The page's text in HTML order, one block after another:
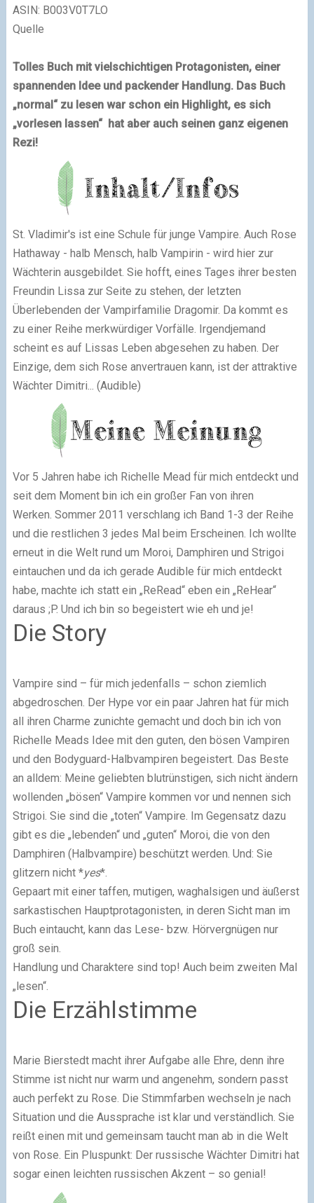
ASIN: B003V0T7LO
Quelle
Tolles Buch mit vielschichtigen Protagonisten, einer
spannenden Idee und packender Handlung. Das Buch
„normal“ zu lesen war schon ein Highlight, es sich
„vorlesen lassen“ hat aber auch seinen ganz eigenen
Rezi!
St. Vladimir's ist eine Schule für junge Vampire. Auch Rose
Hathaway - halb Mensch, halb Vampirin - wird hier zur
Wächterin ausgebildet. Sie hofft, eines Tages ihrer besten
Freundin Lissa zur Seite zu stehen, der letzten
Überlebenden der Vampirfamilie Dragomir. Da kommt es
zu einer Reihe merkwürdiger Vorfälle. Irgendjemand
scheint es auf Lissas Leben abgesehen zu haben. Der
Einzige, dem sich Rose anvertrauen kann, ist der attraktive
Wächter Dimitri... (Audible)
Vor 5 Jahren habe ich Richelle Mead für mich entdeckt und
seit dem Moment bin ich ein großer Fan von ihren
Werken. Sommer 2011 verschlang ich Band 1-3 der Reihe
und die restlichen 3 jedes Mal beim Erscheinen. Ich wollte
erneut in die Welt rund um Moroi, Damphiren und Strigoi
eintauchen und da ich gerade Audible für mich entdeckt
habe, machte ich statt ein „ReRead“ eben ein „ReHear“
daraus ;P. Und ich bin so begeistert wie eh und je!
Die Story
Vampire sind – für mich jedenfalls – schon ziemlich
abgedroschen. Der Hype vor ein paar Jahren hat für mich
all ihren Charme zunichte gemacht und doch bin ich von
Richelle Meads Idee mit den guten, den bösen Vampiren
und den Bodyguard-Halbvampiren begeistert. Das Beste
an alldem: Meine geliebten blutrünstigen, sich nicht ändern
wollenden „bösen“ Vampire kommen vor und nennen sich
Strigoi. Sie sind die „toten“ Vampire. Im Gegensatz dazu
gibt es die „lebenden“ und „guten“ Moroi, die von den
Damphiren (Halbvampire) beschützt werden. Und: Sie
glitzern nicht *yes*.
Gepaart mit einer taffen, mutigen, waghalsigen und äußerst
sarkastischen Hauptprotagonisten, in deren Sicht man im
Buch eintaucht, kann das Lese- bzw. Hörvergnügen nur
groß sein.
Handlung und Charaktere sind top! Auch beim zweiten Mal
„lesen“.
Die Erzählstimme
Marie Bierstedt macht ihrer Aufgabe alle Ehre, denn ihre
Stimme ist nicht nur warm und angenehm, sondern passt
auch perfekt zu Rose. Die Stimmfarben wechseln je nach
Situation und die Aussprache ist klar und verständlich. Sie
reißt einen mit und gemeinsam taucht man ab in die Welt
von Rose. Ein Pluspunkt: Der russische Wächter Dimitri hat
sogar einen leichten russischen Akzent – so genial!